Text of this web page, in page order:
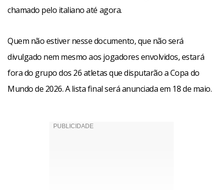
chamado pelo italiano até agora.
Quem não estiver nesse documento, que não será
divulgado nem mesmo aos jogadores envolvidos, estará
fora do grupo dos 26 atletas que disputarão a Copa do
Mundo de 2026. A lista final será anunciada em 18 de maio.